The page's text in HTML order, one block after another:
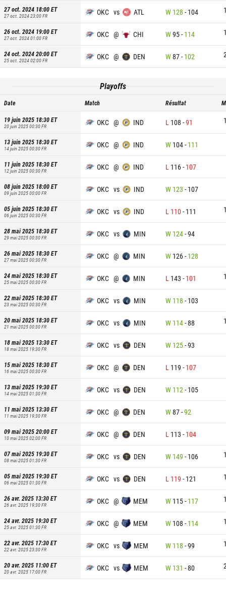
27 oct. 2024 18:00ET
27 oct. 2024 23:00FR OKC vs ATL W 128 - 104
26 oct. 2024 19:00ET
27 oct. 2024 01:00FR OKC @ CHI W95- 114
24 oct. 2024 20:00ET
25 oct. 2024 02:00FR OKC @ DEN W87- 102
Playoffs
Date Match Résultat
19 juin 2025 18:30ET
20 juin 2025 00:30FR OKC @ IND L 108 -91
13 juin 2025 18:30ET
14 juin 2025 00:30FR OKC @ IND W 104- 111
11 juin 2025 18:30ET
12 juin 2025 00:30FR OKC @ IND L 116- 107
08 juin 2025 18:00ET
09 juin 2025 00:00FR OKC vs IND W 123 - 107
05 juin 2025 18:30ET
06 juin 2025 00:30FR OKC vs IND L 110- 111
28 mai 2025 18:30ET
29 mai 2025 00:30FR OKC vs MIN W 124-94
26 mai 2025 18:30ET
27 mai 2025 00:30FR OKC @ MIN W 126- 128
24 mai 2025 18:30ET
25 mai 2025 00:30FR OKC @ MIN L 143 - 101
22 mai 2025 18:30ET
23 mai 2025 00:30FR OKC vs MIN W 118 - 103
20 mai 2025 18:30ET
21 mai 2025 00:30FR OKC vs MIN W 114-88
18 mai 2025 13:30ET
18 mai 2025 19:30FR OKC vs DEN W 125-93
15 mai 2025 18:30ET
16 mai 2025 00:30FR OKC @ DEN L 119 - 107
13 mai 2025 19:30ET
14 mai 2025 01:30FR OKC vs DEN W 112 - 105
11 mai 2025 13:30ET
11 mai 2025 19:30FR OKC @ DEN W87-92
09 mai 2025 20:00ET
10 mai 2025 02:00FR OKC @ DEN L 113 - 104
07 mai 2025 19:30ET
08 mai 2025 01:30FR OKC vs DEN W 149 - 106
05 mai 2025 19:30ET
06 mai 2025 01:30FR OKC vs DEN L 119 - 121
26 avr. 2025 13:30ET
26 avr. 2025 19:30FR OKC @ MEM W 115- 117
24 avr. 2025 19:30ET
25 avr. 2025 01:30FR OKC @ MEM W 108 - 114
22 avr. 2025 17:30ET
22 avr. 2025 23:30FR OKC vs MEM W 118 -99
20 avr. 2025 11:00ET
20 avr. 2025 17:00FR OKC vs MEM W 131 -80